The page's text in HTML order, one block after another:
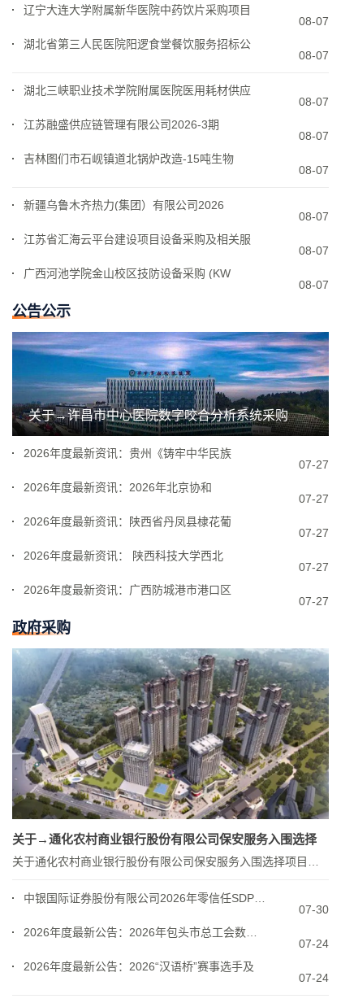
辽宁大连大学附属新华医院中药饮片采购项目
08-07
湖北省第三人民医院阳逻食堂餐饮服务招标公
08-07
湖北三峡职业技术学院附属医院医用耗材供应
08-07
江苏融盛供应链管理有限公司2026‑3期
08-07
吉林图们市石岘镇道北锅炉改造‑15吨生物
08-07
新疆乌鲁木齐热力(集团）有限公司2026
08-07
江苏省汇海云平台建设项目设备采购及相关服
08-07
广西河池学院金山校区技防设备采购 (KW
08-07
公告公示
关于→许昌市中心医院数字咬合分析系统采购
2026年度最新资讯：贵州《铸牢中华民族
07-27
2026年度最新资讯：2026年北京协和
07-27
2026年度最新资讯：陕西省丹凤县棣花葡
07-27
2026年度最新资讯： 陕西科技大学西北
07-27
2026年度最新资讯：广西防城港市港口区
07-27
政府采购
关于→通化农村商业银行股份有限公司保安服务入围选择
关于通化农村商业银行股份有限公司保安服务入围选择项目招标公告 吉林省 2024-11-27 招标人通...
中银国际证券股份有限公司2026年零信任SDP授权
07-30
2026年度最新公告：2026年包头市总工会数字工
07-24
2026年度最新公告：2026“汉语桥”赛事选手及
07-24